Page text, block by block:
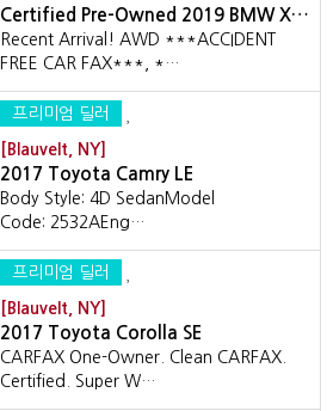
Certified Pre-Owned 2019 BMW X…
Recent Arrival! AWD ***ACCIDENT
FREE CAR FAX***, *…
프리미엄 딜러
[Blauvelt, NY]
2017 Toyota Camry LE
Body Style: 4D SedanModel
Code: 2532AEng…
프리미엄 딜러
[Blauvelt, NY]
2017 Toyota Corolla SE
CARFAX One-Owner. Clean CARFAX.
Certified. Super W…